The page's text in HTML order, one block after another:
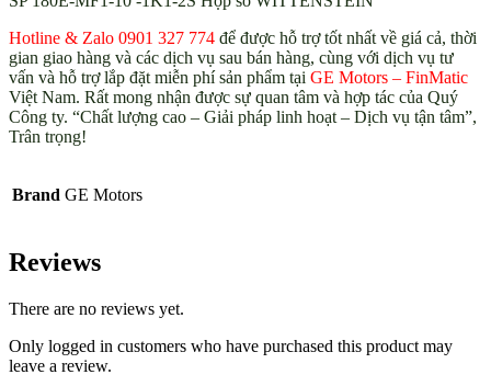
Hotline & Zalo 0901 327 774 để được hỗ trợ tốt nhất về giá cả, thời
gian giao hàng và các dịch vụ sau bán hàng, cùng với dịch vụ tư
vấn và hỗ trợ lắp đặt miễn phí sản phẩm tại GE Motors – FinMatic
Việt Nam. Rất mong nhận được sự quan tâm và hợp tác của Quý
Công ty. “Chất lượng cao – Giải pháp linh hoạt – Dịch vụ tận tâm”,
Trân trọng!
Brand GE Motors
Reviews
There are no reviews yet.
Only logged in customers who have purchased this product may
leave a review.